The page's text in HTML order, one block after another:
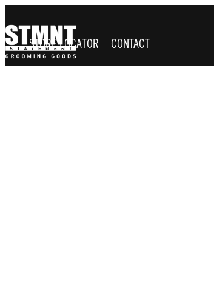
STORE LOCATOR CONTACT